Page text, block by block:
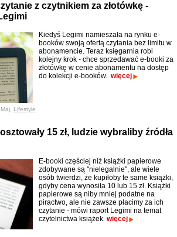
z czytnikiem za złotówkę -
Kiedyś Legimi namieszała na rynku e-
booków swoją ofertą czytania bez limitu w
abonamencie. Teraz księgarnia robi
kolejny krok - chce sprzedawać e-booki za
złotówkę w cenie abonamentu na dostęp
do kolekcji e-booków. więcej
Lifestyle
15 zł, ludzie wybraliby źródła
E-booki częściej niż książki papierowe
zdobywane są "nielegalnie", ale wiele
osób twierdzi, że kupiłoby te same książki,
gdyby cena wynosiła 10 lub 15 zł. Książki
papierowe są niby mniej podatne na
piractwo, ale nie zawsze płacimy za ich
czytanie - mówi raport Legimi na temat
czytelnictwa książek więcej